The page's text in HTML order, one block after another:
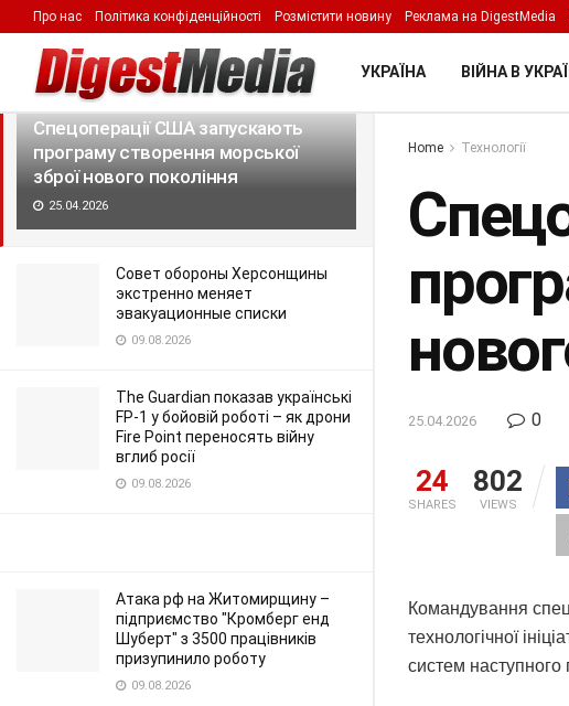
LATEST TRENDING Filter
Спецоперації США запускають
програму створення морської
зброї нового покоління
25.04.2026
Совет обороны Херсонщины
экстренно меняет
эвакуационные списки
09.08.2026
The Guardian показав українські
FP-1 у бойовій роботі – як дрони
Fire Point переносять війну
вглиб росії
09.08.2026
Атака рф на Житомирщину –
підприємство "Кромберг енд
Шуберт" з 3500 працівників
призупинило роботу
09.08.2026
Про нас Політика конфіденційності Розмістити новину Реклама на DigestMedia
УКРАЇНА ВІЙНА В
Home Технології
25.04.2026 0
24
SHARES
802
VIEWS
Командування
технологічної
систем